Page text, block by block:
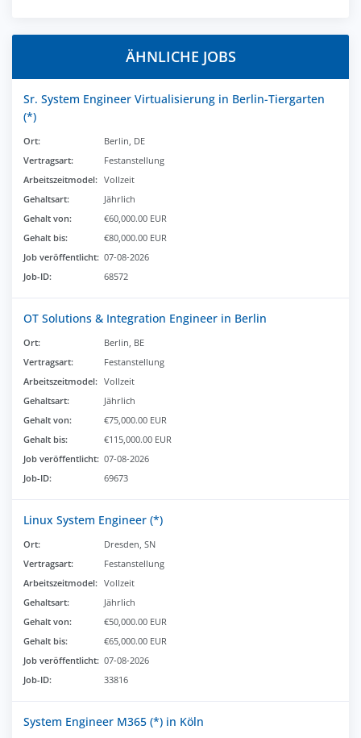
ÄHNLICHE JOBS
Sr. System Engineer Virtualisierung in Berlin-Tiergarten
(*)
Ort:
Berlin, DE
Vertragsart:
Festanstellung
Arbeitszeitmodel: Vollzeit
Gehaltsart:
Jährlich
Gehalt von:
€60,000.00 EUR
Gehalt bis:
€80,000.00 EUR
Job veröffentlicht: 07-08-2026
Job-ID:
68572
OT Solutions & Integration Engineer in Berlin
Ort:
Berlin, BE
Vertragsart:
Festanstellung
Arbeitszeitmodel: Vollzeit
Gehaltsart:
Jährlich
Gehalt von:
€75,000.00 EUR
Gehalt bis:
€115,000.00 EUR
Job veröffentlicht: 07-08-2026
Job-ID:
69673
Linux System Engineer (*)
Ort:
Dresden, SN
Vertragsart:
Festanstellung
Arbeitszeitmodel: Vollzeit
Gehaltsart:
Jährlich
Gehalt von:
€50,000.00 EUR
Gehalt bis:
€65,000.00 EUR
Job veröffentlicht: 07-08-2026
Job-ID:
33816
System Engineer M365 (*) in Köln